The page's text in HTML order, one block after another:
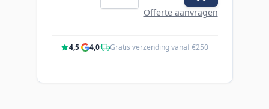
Offerte aanvragen
4,5· 4,0· Gratis verzending vanaf €250